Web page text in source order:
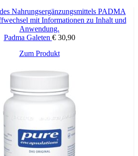
Flüssigkeit (z. B. einem Glas Wasser)
über einen längeren Zeitraum ist
NRV* pro 2 Filmtabletten NRV*
µg 500 % 2000 I.E.**/50 µg 1000 %
µg 134 %
mg 63 %
für die tägliche Zufuhr
Padma Galeten €30,90
Zum Produkt